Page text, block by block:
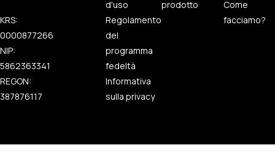
KRS:
0000877266
NIP:
5862363341
REGON:
387876117
d'uso
Regolamento
del
programma
fedeltà
Informativa
sulla privacy
prodotto
Come
facciamo?